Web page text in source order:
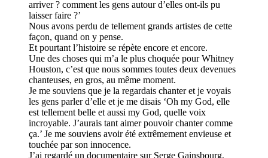
arriver ? comment les gens autour d’elles ont-ils pu
laisser faire ?’
Nous avons perdu de tellement grands artistes de cette
façon, quand on y pense.
Et pourtant l’histoire se répète encore et encore.
Une des choses qui m’a le plus choquée pour Whitney
Houston, c’est que nous sommes toutes deux devenues
chanteuses, en gros, au même moment.
Je me souviens que je la regardais chanter et je voyais
les gens parler d’elle et je me disais ‘Oh my God, elle
est tellement belle et aussi my God, quelle voix
incroyable. J’aurais tant aimer pouvoir chanter comme
ça.’ Je me souviens avoir été extrêmement envieuse et
touchée par son innocence.
J’ai regardé un documentaire sur Serge Gainsbourg,